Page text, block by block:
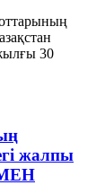
30
жалпы